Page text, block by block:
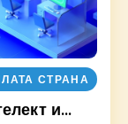
СТРАНА
и...